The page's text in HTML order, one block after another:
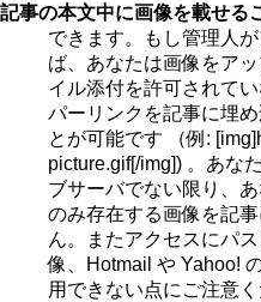
記事の本文中に画像を載せる
できます。もし管理人
ば、あなたは画像をア
イル添付を許可されて
パーリンクを記事に埋
とが可能です （例:
picture.gif[/img]) 。あな
ブサーバでない限り、
のみ存在する画像を記
ん。またアクセスにパ
像、Hotmail や Yahoo!
用できない点にご注意